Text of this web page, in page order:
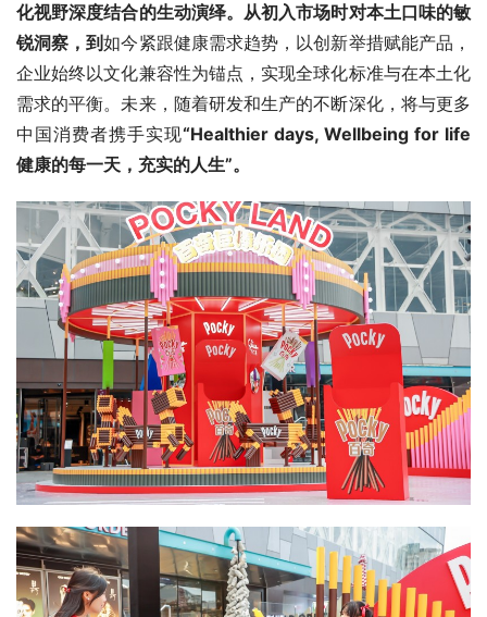
化视野深度结合的生动演绎。从初入市场时对本土口味的敏
锐洞察，到如今紧跟健康需求趋势，以创新举措赋能产品，
企业始终以文化兼容性为锚点，实现全球化标准与在本土化
需求的平衡。未来，随着研发和生产的不断深化，将与更多
中国消费者携手实现“Healthier days, Wellbeing for life
健康的每一天，充实的人生”。